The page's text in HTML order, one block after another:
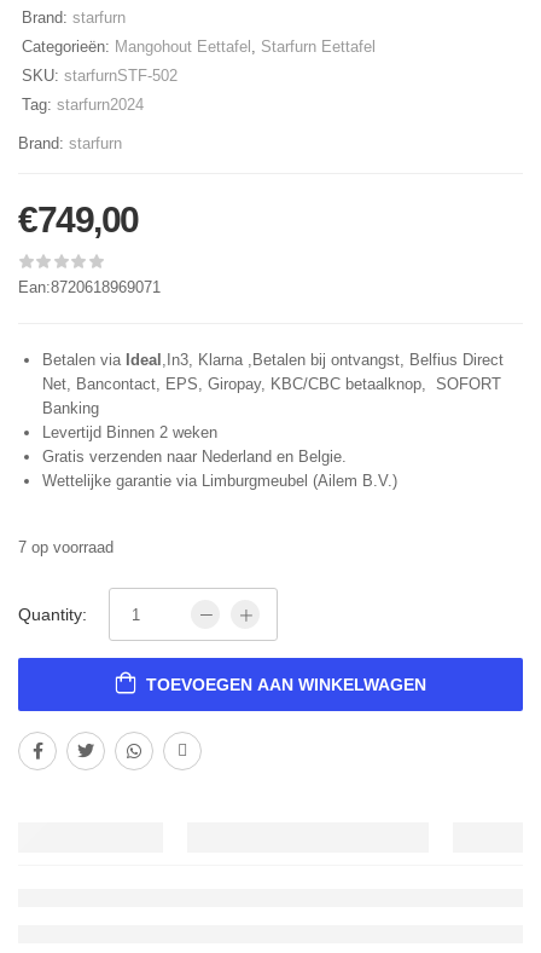
Brand: starfurn
Categorieën: Mangohout Eettafel , Starfurn Eettafel
SKU: starfurnSTF-502
Tag: starfurn2024
Brand: starfurn
€749,00
Ean:8720618969071
Betalen via Ideal ,In3, Klarna ,Betalen bij ontvangst, Belfius Direct
Net, Bancontact, EPS, Giropay, KBC/CBC betaalknop, SOFORT
Banking
Levertijd Binnen 2 weken
Gratis verzenden naar Nederland en Belgie.
Wettelijke garantie via Limburgmeubel (Ailem B.V.)
7 op voorraad
Quantity:
TOEVOEGEN AAN WINKELWAGEN